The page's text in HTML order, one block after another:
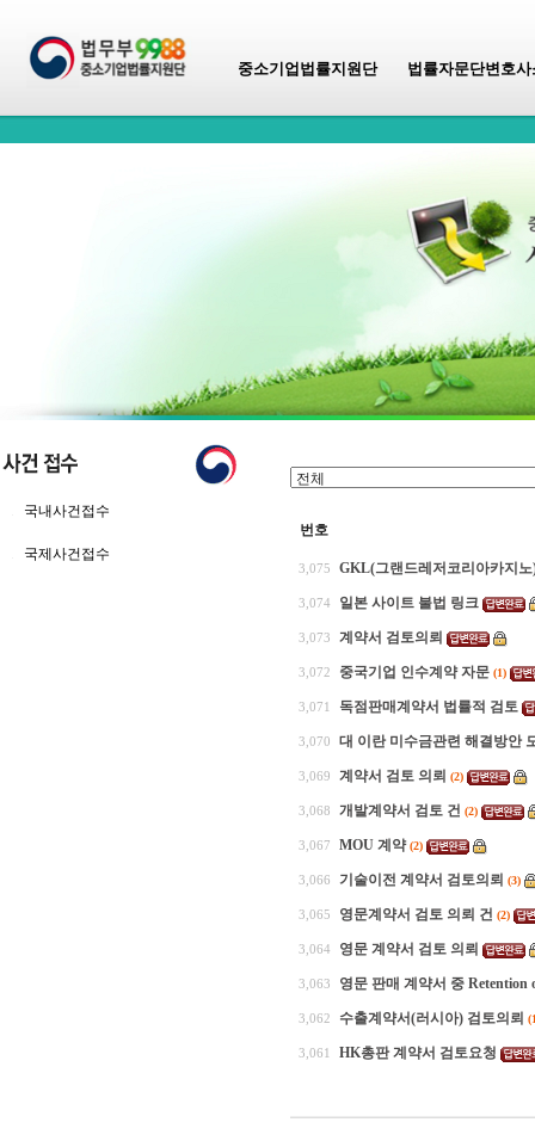
중소기업법률지원단 법률자문단변호사
국내사건접수
국제사건접수
번호
3,075 GKL(그랜드레저코리아카지
3,074 일본 사이트 불법 링크
3,073 계약서 검토의뢰
3,072 중국기업 인수계약 자문 (1)
3,071 독점판매계약서 법률적 검토
3,070 대 이란 미수금관련 해결방안
3,069 계약서 검토 의뢰 (2)
3,068 개발계약서 검토 건 (2)
3,067 MOU 계약 (2)
3,066 기술이전 계약서 검토의뢰 (3)
3,065 영문계약서 검토 의뢰 건 (2)
3,064 영문 계약서 검토 의뢰
3,063 영문 판매 계약서 중 Retention
3,062 수출계약서(러시아) 검토의뢰
3,061 HK총판 계약서 검토요청